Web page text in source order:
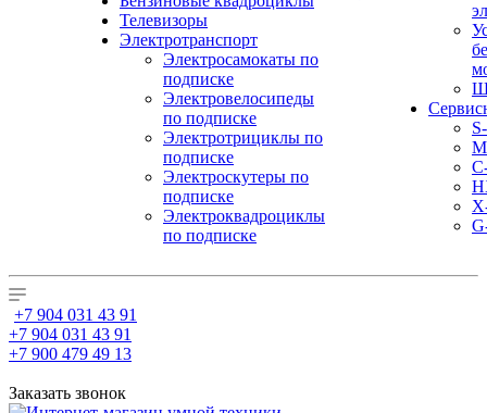
Телевизоры
Электротранспорт
Электросамокаты по
подписке
Электровелосипеды
по подписке
Электротрициклы по
подписке
Электроскутеры по
подписке
Электроквадроциклы
по подписке
+7 904 031 43 91
+7 904 031 43 91
+7 900 479 49 13
Заказать звонок